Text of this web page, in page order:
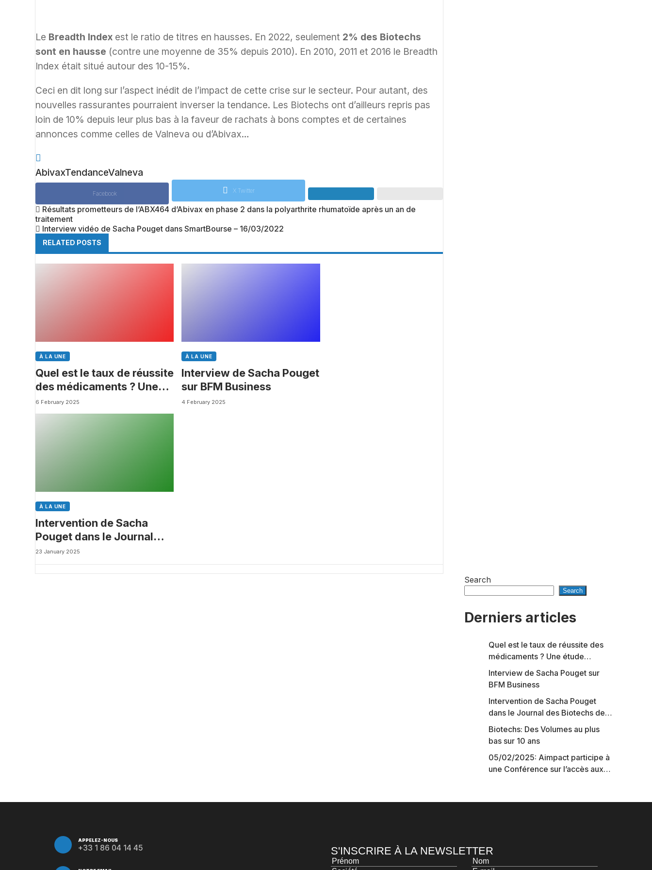
Le Breadth Index est le ratio de titres en hausses. En 2022, seulement 2% des Biotechs
sont en hausse (contre une moyenne de 35% depuis 2010). En 2010, 2011 et 2016 le Breadth
Index était situé autour des 10-15%.
Ceci en dit long sur l’aspect inédit de l’impact de cette crise sur le secteur. Pour autant, des
nouvelles rassurantes pourraient inverser la tendance. Les Biotechs ont d’ailleurs repris pas
loin de 10% depuis leur plus bas à la faveur de rachats à bons comptes et de certaines
annonces comme celles de Valneva ou d’Abivax…
AbivaxTendanceValneva
Facebook X Twitter
Résultats prometteurs de l’ABX464 d’Abivax en phase 2 dans la polyarthrite rhumatoïde après un an de
traitement
Interview vidéo de Sacha Pouget dans SmartBourse – 16/03/2022
RELATED POSTS
À LA UNE
Quel est le taux de réussite
des médicaments ? Une
étude intéressante chez
les Big Pharmas
6 February 2025
À LA UNE
Interview de Sacha Pouget
sur BFM Business
4 February 2025
À LA UNE
Intervention de Sacha
Pouget dans le Journal
des Biotechs de
Boursorama
23 January 2025
Search
Search
Derniers articles
Quel est le taux de réussite des
médicaments ? Une étude
intéressante chez les Big
Pharmas
Interview de Sacha Pouget sur
BFM Business
Intervention de Sacha Pouget
dans le Journal des Biotechs de
Boursorama
Biotechs: Des Volumes au plus
bas sur 10 ans
05/02/2025: Aimpact participe à
une Conférence sur l’accès aux
collaboration avec le Nasdaq et
APPELEZ-NOUS
+33 1 86 04 14 45 S'INSCRIRE À LA NEWSLETTER